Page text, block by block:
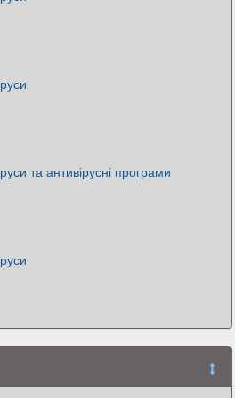
та антивірусні програми